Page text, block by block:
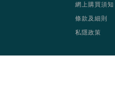
網上購買須知
條款及細則
私隱政策